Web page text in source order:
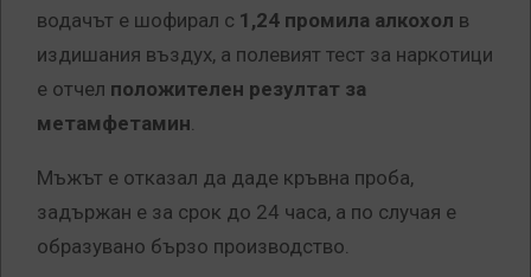
водачът е шофирал с 1,24 промила алкохол в
издишания въздух, а полевият тест за наркотици
е отчел положителен резултат за
метамфетамин.
Мъжът е отказал да даде кръвна проба,
задържан е за срок до 24 часа, а по случая е
образувано бързо производство.